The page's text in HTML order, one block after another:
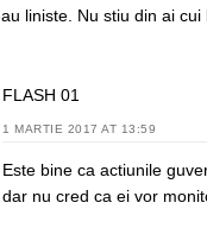
liniste. Nu stiu din ai
FLASH 01
1 MARTIE 2017 AT 13:59
Este bine ca actiunile
dar nu cred ca ei vor